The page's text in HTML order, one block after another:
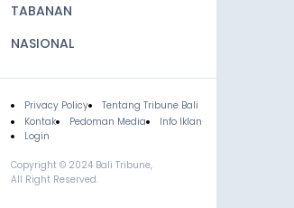
TABANAN
NASIONAL
Footer
Privacy Policy
Tentang Tribune Bali
Kontak
Pedoman Media
Info Iklan
Login
Copyright © 2024 Bali Tribune,
All Right Reserved.